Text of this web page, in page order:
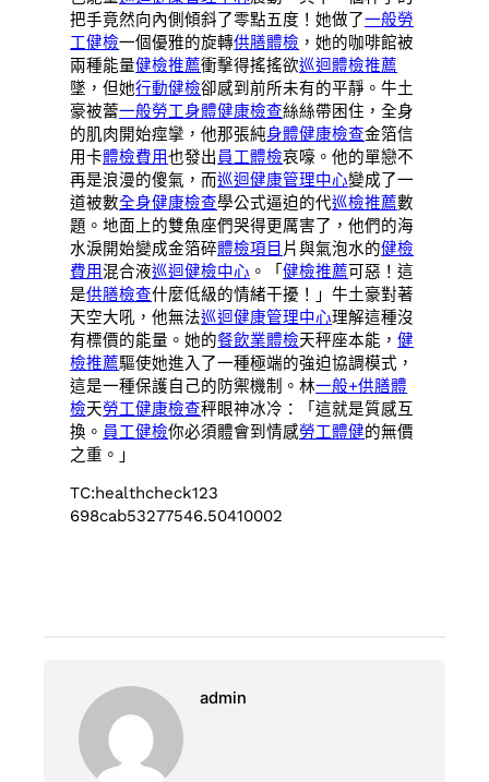
把手竟然向內側傾斜了零點五度！她做了一般勞
工健檢一個優雅的旋轉供膳體檢 ，她的咖啡館被
兩種能量健檢推薦衝擊得搖搖欲巡迴體檢推薦
墜，但她行動健檢卻感到前所未有的平靜。牛土
豪被蕾一般勞工身體健康檢查絲絲帶困住，全身
的肌肉開始痙攣，他那張純身體健康檢查金箔信
用卡體檢費用也發出 員工體檢哀嚎。他的單戀不
再是浪漫的傻氣，而巡迴健康管理中心變成了一
道被數全身健康檢查學公式逼迫的代巡檢推薦數
題。地面上的雙魚座們哭得更厲害了，他們的海
水淚開始變成金箔碎體檢項目 片與氣泡水的健檢
費用混合液巡迴健檢中心 。「健檢推薦可惡！這
是供膳檢查什麼低級的情緒干擾！」牛土豪對著
天空大吼，他無法巡迴健康管理中心理解這種沒
有標價的能量。她的餐飲業體檢天秤座本能，健
檢推薦驅使她進入了一種極端的強迫協調模式，
這是一種保護自己的防禦機制。林一般+供膳體
檢天勞工健康檢查秤眼神冰冷：「這就是質感互
換。 員工健檢你必須體會到情感勞工體健的無價
之重。」
TC:healthcheck123
698cab53277546.50410002
admin